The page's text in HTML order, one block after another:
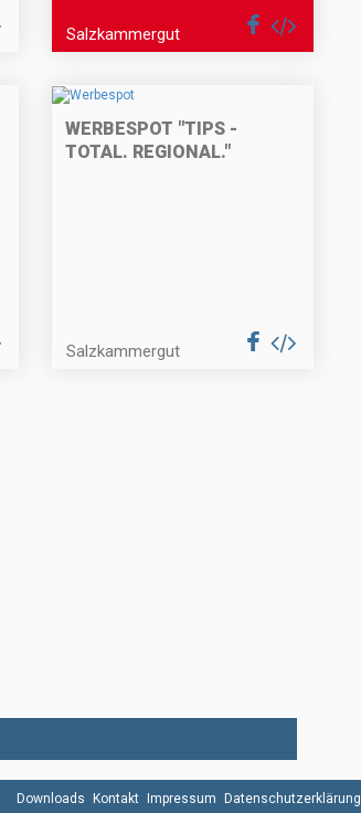
Salzkammergut
WERBESPOT "TIPS -
TOTAL. REGIONAL."
Salzkammergut
Downloads Kontakt Impressum Datenschutzerklärung